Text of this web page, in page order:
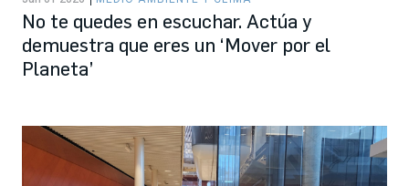
No te quedes en escuchar. Actúa y
demuestra que eres un ‘Mover por el
Planeta’